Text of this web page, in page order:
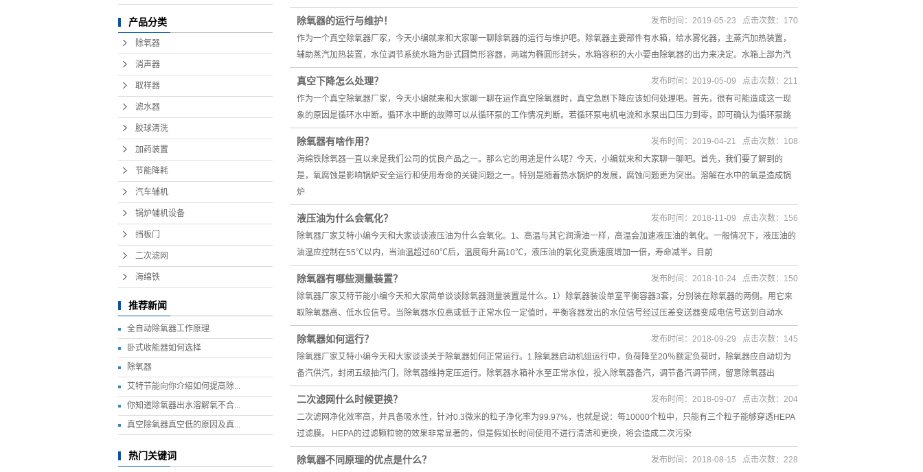
二次滤网
海绵铁
产品分类
除氧器
消声器
取样器
滤水器
胶球清洗
加药装置
节能降耗
汽车辅机
锅炉辅机设备
挡板门
二次滤网
海绵铁
推荐新闻
全自动除氧器工作原理
卧式收能器如何选择
除氧器
艾特节能向你介绍如何提高除...
你知道除氧器出水溶解氧不合...
真空除氧器真空低的原因及真...
热门关键词
除氧器的运行与维护！
作为一个真空除氧器厂家，今天小编就来和大家聊一聊除氧器的运行与维护吧。除氧器主要部件有水箱，给水雾化器，主蒸汽加热装置，
辅助蒸汽加热装置，水位调节系统水箱为卧式圆筒形容器，两端为椭圆形封头，水箱容积的大小要由除氧器的出力来决定。水箱上部为汽
发布时间：2019-05-23 点击次数：170
真空下降怎么处理？
作为一个真空除氧器厂家，今天小编就来和大家聊一聊在运作真空除氧器时，真空急剧下降应该如何处理吧。首先，很有可能造成这一现
象的原因是循环水中断。循环水中断的故障可以从循环泵的工作情况判断。若循环泵电机电流和水泵出口压力到零，即可确认为循环泵跳
发布时间：2019-05-09 点击次数：211
除氧器有啥作用？
海绵铁除氧器一直以来是我们公司的优良产品之一。那么它的用途是什么呢？今天，小编就来和大家聊一聊吧。首先，我们要了解到的
是，氧腐蚀是影响锅炉安全运行和使用寿命的关键问题之一。特别是随着热水锅炉的发展，腐蚀问题更为突出。溶解在水中的氧是造成锅
炉
发布时间：2019-04-21 点击次数：108
液压油为什么会氧化？
除氧器厂家艾特小编今天和大家谈谈液压油为什么会氧化。1、高温与其它润滑油一样，高温会加速液压油的氧化。一般情况下，液压油的
油温应控制在55℃以内，当油温超过60℃后，温度每升高10℃，液压油的氧化变质速度增加一倍，寿命减半。目前
发布时间：2018-11-09 点击次数：156
除氧器有哪些测量装置？
除氧器厂家艾特节能小编今天和大家简单谈谈除氧器测量装置是什么。1）除氧器装设单室平衡容器3套，分别装在除氧器的两侧。用它来
取除氧器高、低水位信号。当除氧器水位高或低于正常水位一定值时，平衡容器发出的水位信号经过压差变送器变成电信号送到自动水
发布时间：2018-10-24 点击次数：150
除氧器如何运行？
除氧器厂家艾特小编今天和大家谈谈关于除氧器如何正常运行。1.除氧器启动机组运行中，负荷降至20％额定负荷时，除氧器应自动切为
备汽供汽，封闭五级抽汽门，除氧器维持定压运行。除氧器水箱补水至正常水位，投入除氧器备汽，调节备汽调节阀，留意除氧器出
发布时间：2018-09-29 点击次数：145
二次滤网什么时候更换？
二次滤网净化效率高，并具备吸水性，针对0.3微米的粒子净化率为99.97%，也就是说：每10000个粒中，只能有三个粒子能够穿透HEPA
过滤膜。 HEPA的过滤颗粒物的效果非常显著的，但是假如长时间使用不进行清洁和更换，将会造成二次污染
发布时间：2018-09-07 点击次数：204
除氧器不同原理的优点是什么？ 发布时间：2018-08-15 点击次数：228